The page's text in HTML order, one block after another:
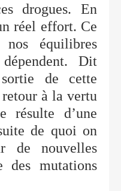
drogues. En
réel effort. Ce
équilibres
Dit
de cette
à la vertu
résulte d’une
de quoi on
de nouvelles
des mutations